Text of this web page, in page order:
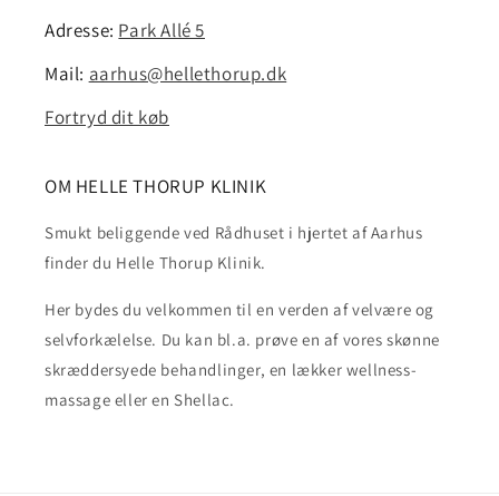
Adresse: Park Allé 5
Mail: aarhus@hellethorup.dk
Fortryd dit køb
OM HELLE THORUP KLINIK
Smukt beliggende ved Rådhuset i hjertet af Aarhus
finder du Helle Thorup Klinik.
Her bydes du velkommen til en verden af velvære og
selvforkælelse. Du kan bl.a. prøve en af vores skønne
skræddersyede behandlinger, en lækker wellness-
massage eller en Shellac.